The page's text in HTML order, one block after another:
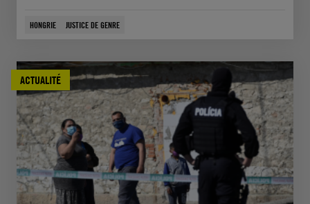
HONGRIE JUSTICE DE GENRE
ACTUALITÉ